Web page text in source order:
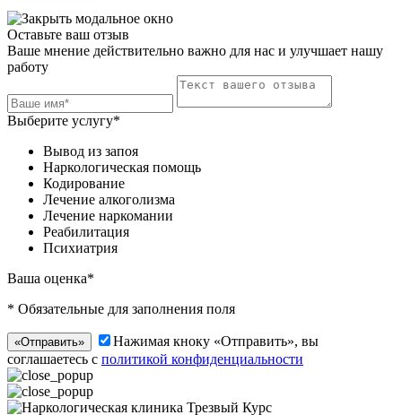
Оставьте ваш отзыв
Ваше мнение действительно важно для нас и улучшает нашу
работу
Выберите услугу*
Вывод из запоя
Наркологическая помощь
Кодирование
Лечение алкоголизма
Лечение наркомании
Реабилитация
Психиатрия
Ваша оценка*
* Обязательные для заполнения поля
«Отправить»
Нажимая кноку «Отправить», вы
соглашаетесь с политикой конфиденциальности